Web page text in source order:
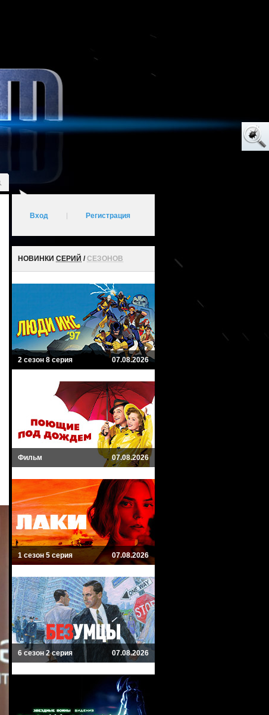
Вход Регистрация
НОВИНКИ СЕРИЙ /СЕЗОНОВ
2 сезон 8 серия 07.08.2026
Фильм 07.08.2026
1 сезон 5 серия 07.08.2026
6 сезон 2 серия 07.08.2026